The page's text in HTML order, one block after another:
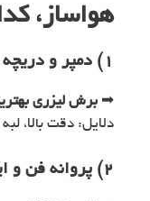
هواساز،
۱) دمپر و دریچه هواساز
➡ برش لیزری
دلایل: دقت بالا،
۲) پروانه فن و ایمپلر